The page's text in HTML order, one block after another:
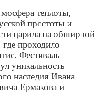
теплоты,
простоты и
царила на обширной
проходило
Фестиваль
уникальность
наследия Ивана
Ермакова и